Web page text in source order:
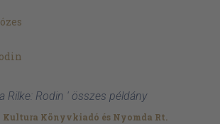
Rilke: Rodin ' összes példány
Kultura Könyvkiadó és Nyomda Rt.